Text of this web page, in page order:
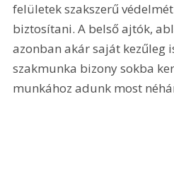
felületek szakszerű
biztosítani. A belső ajtók,
azonban akár saját kezűleg
szakmunka bizony sokba
munkához adunk most